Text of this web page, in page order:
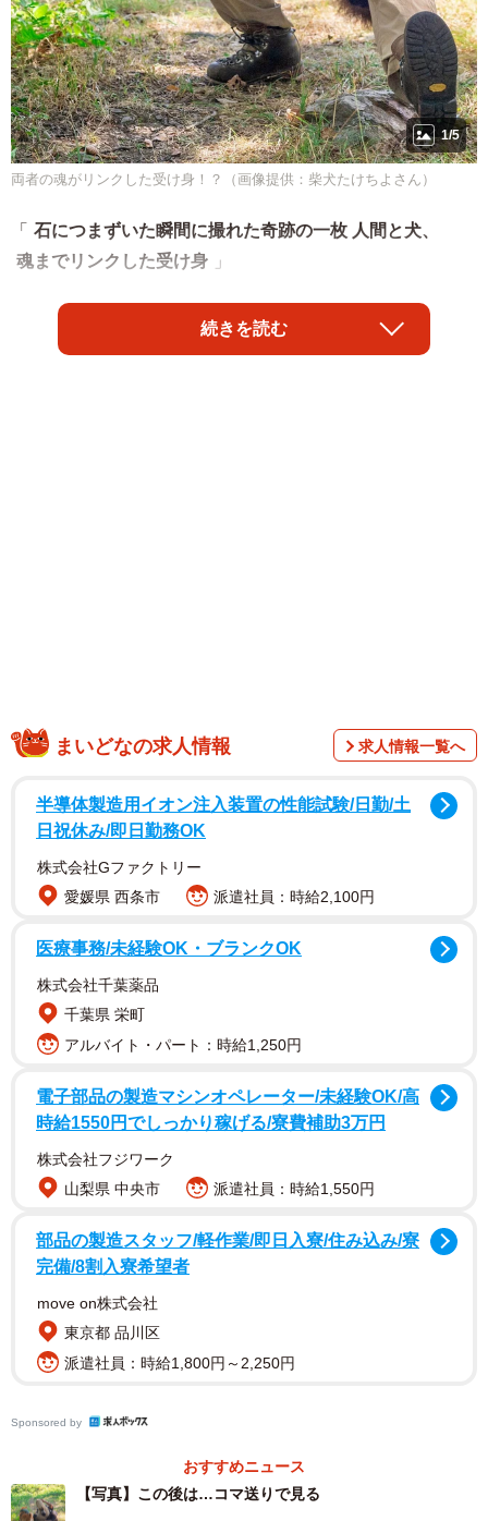
1/5
両者の魂がリンクした受け身！？（画像提供：柴犬たけちよさん）
「
石につまずいた瞬間に撮れた奇跡の一枚 人間と犬、
魂までリンクした受け身
」
そんなコメントとともに投稿された写真が「X」で話題に
なりました。愛犬との散歩中に石につまずいた瞬間で、と
愛犬との「 魂までリンクした受け身
」姿をポストしたの
は「柴犬たけちよ」（@takechiyo_shiba）さん（以下、飼
い主さん）です。
たけちよちゃんは以前、「山道でパタリ
ュース」でもご紹介しました。
「かわいい 抱っこされてる身分なのにいっちょ前に受け身
取ろうとしているとことか」
「ごめん超笑った。ホッコリしました〜」
「動きが完全にシンクロしてる。笑」
この奇跡的に両者の姿が一致した瞬間に感動した人たちか
らの声が届いています。
落ちたのは私の身体能力
光ったのは愛犬の身体能力
バディ感？ …幻よ
飼い主さんは話題になった投稿に続けてつぶやき、転ん
姿を投稿しました。
続きを読む
まいどなの求人情報 求人情報一覧へ
半導体製造用イオン注入装置の性能試験/日勤/土
日祝休み/即日勤務OK
株式会社Gファクトリー
愛媛県 西条市
派遣社員：時給2,100円
医療事務/未経験OK・ブランクOK
株式会社千葉薬品
千葉県 栄町
アルバイト・パート：時給1,250円
電子部品の製造マシンオペレーター/未経験OK/高
時給1550円でしっかり稼げる/寮費補助3万円
株式会社フジワーク
山梨県 中央市
派遣社員：時給1,550円
部品の製造スタッフ/軽作業/即日入寮/住み込み/寮
完備/8割入寮希望者
move on株式会社
東京都 品川区
派遣社員：時給1,800円～2,250円
Sponsored by
おすすめニュース
【写真】この後は…コマ送りで見る